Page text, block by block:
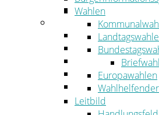
Jugend, Familie und
Bauen und Planen
Abfall
Umwelt
Ordnung
Wahlen
Europawahlen
Leitbild